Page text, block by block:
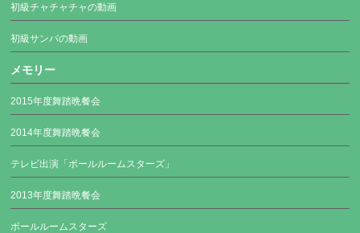
初級チャチャチャの動画
初級サンバの動画
メモリー
2015年度舞踏晩餐会
2014年度舞踏晩餐会
テレビ出演「ボールルームスターズ」
2013年度舞踏晩餐会
ボールルームスターズ